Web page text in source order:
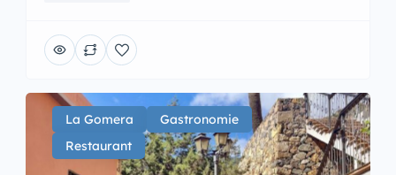
La Gomera
Gastronomie
Restaurant